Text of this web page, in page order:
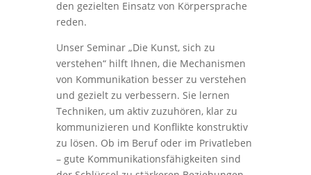
den gezielten Einsatz von Körpersprache
reden.
Unser Seminar „Die Kunst, sich zu
verstehen“ hilft Ihnen, die Mechanismen
von Kommunikation besser zu verstehen
und gezielt zu verbessern. Sie lernen
Techniken, um aktiv zuzuhören, klar zu
kommunizieren und Konflikte konstruktiv
zu lösen. Ob im Beruf oder im Privatleben
– gute Kommunikationsfähigkeiten sind